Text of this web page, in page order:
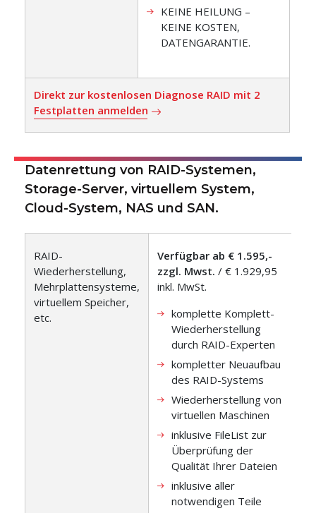
KEINE HEILUNG –
KEINE KOSTEN,
DATENGARANTIE.
Direkt zur kostenlosen Diagnose RAID mit 2
Festplatten anmelden
Datenrettung von RAID-Systemen,
Storage-Server, virtuellem System,
Cloud-System, NAS und SAN.
RAID-
Wiederherstellung,
Mehrplattensysteme,
virtuellem Speicher,
etc.
Verfügbar ab € 1.595,-
zzgl. Mwst. / € 1.929,95
inkl. MwSt.
komplette Komplett-
Wiederherstellung
durch RAID-Experten
kompletter Neuaufbau
des RAID-Systems
Wiederherstellung von
virtuellen Maschinen
inklusive FileList zur
Überprüfung der
Qualität Ihrer Dateien
inklusive aller
notwendigen Teile